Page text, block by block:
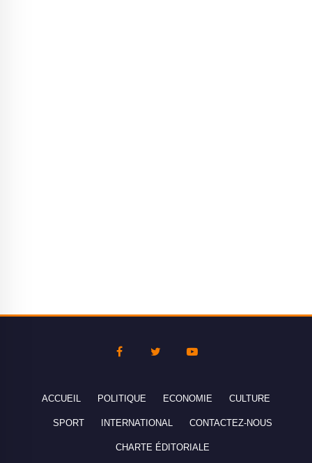
ACCUEIL POLITIQUE ECONOMIE CULTURE
SPORT INTERNATIONAL CONTACTEZ-NOUS
CHARTE ÉDITORIALE